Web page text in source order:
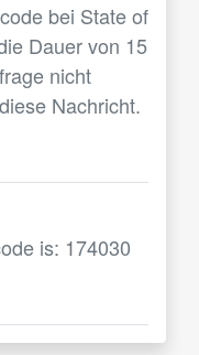
bei State of
Dauer von 15
nicht
Nachricht.
is: 174030